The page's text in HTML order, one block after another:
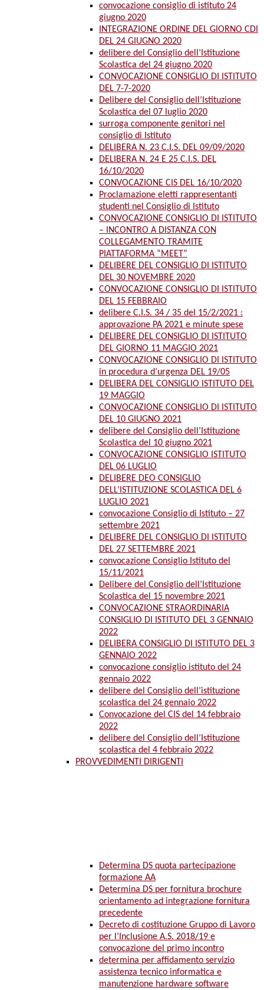
convocazione consiglio di istituto 24
giugno 2020
INTEGRAZIONE ORDINE DEL GIORNO CDI
DEL 24 GIUGNO 2020
delibere del Consiglio dell’Istituzione
Scolastica del 24 giugno 2020
CONVOCAZIONE CONSIGLIO DI ISTITUTO
DEL 7-7-2020
Delibere del Consiglio dell’Istituzione
Scolastica del 07 luglio 2020
surroga componente genitori nel
consiglio di Istituto
DELIBERA N. 23 C.I.S. DEL 09/09/2020
DELIBERA N. 24 E 25 C.I.S. DEL
16/10/2020
CONVOCAZIONE CIS DEL 16/10/2020
Proclamazione eletti rappresentanti
studenti nel Consiglio di Istituto
CONVOCAZIONE CONSIGLIO DI ISTITUTO
– INCONTRO A DISTANZA CON
COLLEGAMENTO TRAMITE
PIATTAFORMA “MEET”
DELIBERE DEL CONSIGLIO DI ISTITUTO
DEL 30 NOVEMBRE 2020
CONVOCAZIONE CONSIGLIO DI ISTITUTO
DEL 15 FEBBRAIO
delibere C.I.S. 34 / 35 del 15/2/2021 :
approvazione PA 2021 e minute spese
DELIBERE DEL CONSIGLIO DI ISTITUTO
DEL GIORNO 11 MAGGIO 2021
CONVOCAZIONE CONSIGLIO DI ISTITUTO
in procedura d’urgenza DEL 19/05
DELIBERA DEL CONSIGLIO ISTITUTO DEL
19 MAGGIO
CONVOCAZIONE CONSIGLIO DI ISTITUTO
DEL 10 GIUGNO 2021
delibere del Consiglio dell’Istituzione
Scolastica del 10 giugno 2021
CONVOCAZIONE CONSIGLIO ISTITUTO
DEL 06 LUGLIO
DELIBERE DEO CONSIGLIO
DELL’ISTITUZIONE SCOLASTICA DEL 6
LUGLIO 2021
convocazione Consiglio di Istituto – 27
settembre 2021
DELIBERE DEL CONSIGLIO DI ISTITUTO
DEL 27 SETTEMBRE 2021
convocazione Consiglio Istituto del
15/11/2021
Delibere del Consiglio dell’Istituzione
Scolastica del 15 novembre 2021
CONVOCAZIONE STRAORDINARIA
CONSIGLIO DI ISTITUTO DEL 3 GENNAIO
2022
DELIBERA CONSIGLIO DI ISTITUTO DEL 3
GENNAIO 2022
convocazione consiglio istituto del 24
gennaio 2022
delibere del Consiglio dell’istituzione
scolastica del 24 gennaio 2022
Convocazione del CIS del 14 febbraio
2022
delibere del Consiglio dell’Istituzione
scolastica del 4 febbraio 2022
PROVVEDIMENTI DIRIGENTI
Determina DS quota partecipazione
formazione AA
Determina DS per fornitura brochure
orientamento ad integrazione fornitura
precedente
Decreto di costituzione Gruppo di Lavoro
per l’Inclusione A.S. 2018/19 e
convocazione del primo incontro
determina per affidamento servizio
assistenza tecnico informatica e
manutenzione hardware software